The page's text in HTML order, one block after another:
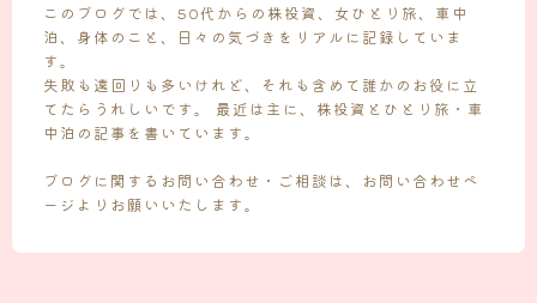
このブログでは、50代からの株投資、女ひとり旅、車中
泊、身体のこと、日々の気づきをリアルに記録していま
す。
失敗も遠回りも多いけれど、それも含めて誰かのお役に立
てたらうれしいです。 最近は主に、株投資とひとり旅・車
中泊の記事を書いています。
ブログに関するお問い合わせ・ご相談は、お問い合わせペ
ージよりお願いいたします。